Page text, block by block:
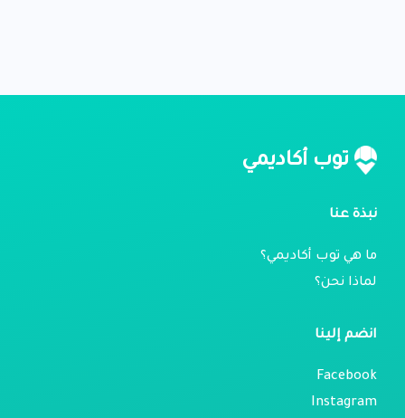
توب أكاديمي
نبذة عنا
ما هي توب أكاديمي؟
لماذا نحن؟
انضم إلينا
Facebook
Instagram